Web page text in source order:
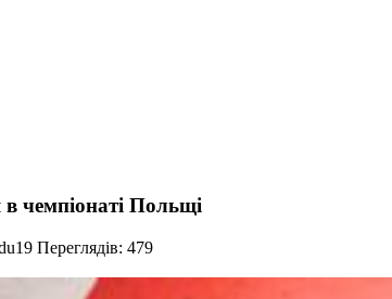
чемпіонаті Польщі
Переглядів: 479